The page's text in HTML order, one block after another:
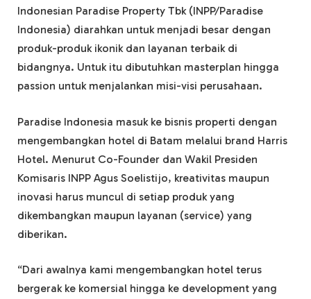
Indonesian Paradise Property Tbk (INPP/Paradise
Indonesia) diarahkan untuk menjadi besar dengan
produk-produk ikonik dan layanan terbaik di
bidangnya. Untuk itu dibutuhkan masterplan hingga
passion untuk menjalankan misi-visi perusahaan.
Paradise Indonesia masuk ke bisnis properti dengan
mengembangkan hotel di Batam melalui brand Harris
Hotel. Menurut Co-Founder dan Wakil Presiden
Komisaris INPP Agus Soelistijo, kreativitas maupun
inovasi harus muncul di setiap produk yang
dikembangkan maupun layanan (service) yang
diberikan.
“Dari awalnya kami mengembangkan hotel terus
bergerak ke komersial hingga ke development yang